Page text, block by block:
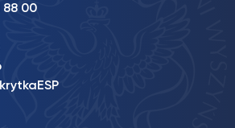
88 00